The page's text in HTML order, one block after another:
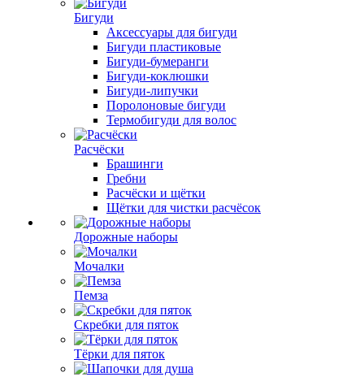
Бигуди
Аксессуары для бигуди
Бигуди пластиковые
Бигуди-бумеранги
Бигуди-коклюшки
Бигуди-липучки
Поролоновые бигуди
Термобигуди для волос
Расчёски
Брашинги
Гребни
Расчёски и щётки
Щётки для чистки расчёсок
Дорожные наборы
Мочалки
Пемза
Скребки для пяток
Тёрки для пяток